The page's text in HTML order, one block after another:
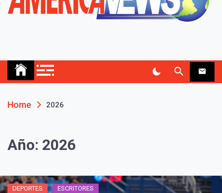
Home 2026
Año: 2026
DEPORTES ESCRITORES